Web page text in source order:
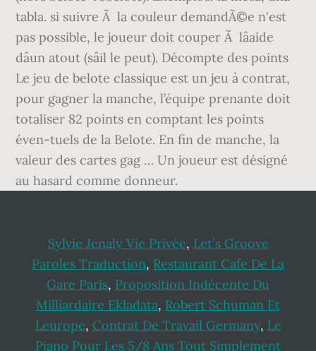
Sylvie Jenaly Vie Privée, Let's Groove
Paroles Traduction, Restaurant Cafe De La
Gare Paris, Proposition Indécente Du
Milliardaire Ekladata, Robert Schuman Et
Leurope, Contrat De Travail Germany, Le
Piano Pour Les 5/8 Ans Tout Simplement